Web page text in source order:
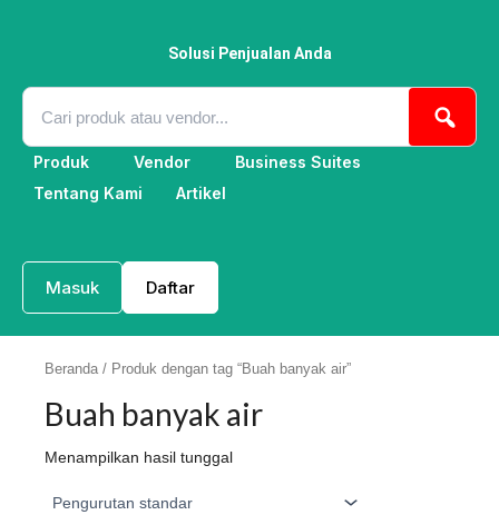
Solusi Penjualan Anda
Produk Vendor
Business Suites
Tentang Kami
Artikel
Masuk Daftar
Beranda / Produk dengan tag “Buah banyak air”
Buah banyak air
Menampilkan hasil tunggal